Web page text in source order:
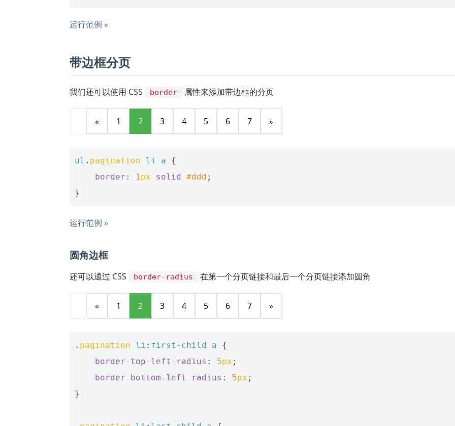
运行范例 »
带边框分页
我们还可以使用 CSS border 属性来添加带边框的分页
« 1 2 3 4 5 6 7 »
ul . pagination li a
{
border : 1 px solid #ddd ;
}
运行范例 »
圆角边框
还可以通过 CSS border-radius 在第一个分页链接和最后一个分页链接添加圆角
« 1 2 3 4 5 6 7 »
. pagination li : first-child a
{
border-top-left-radius : 5px ;
border-bottom-left-radius : 5px ;
}